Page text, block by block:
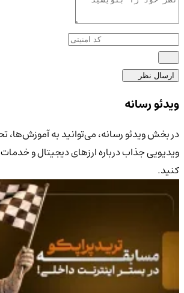
ارسال نظر
4.0/5
ویدئو رسانه
در بخش ویدئو رسانه، می‌توانید به آموزش‌ها،
ویدیویی جذاب درباره ارزهای دیجیتال و
کنید.